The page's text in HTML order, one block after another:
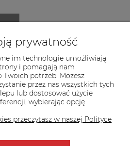
prywatność
im technologie umożliwiają
i pomagają nam
potrzeb. Możesz
przez nas wszystkich tych
lub dostosować użycie
wybierając opcję
przeczytasz w naszej Polityce